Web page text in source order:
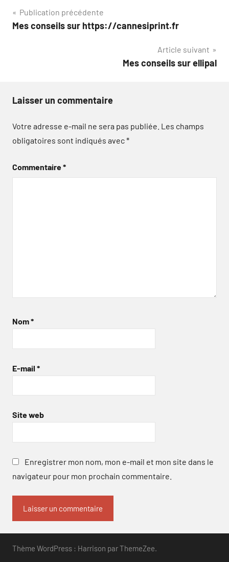
Navigation
de
Publication précédente
Mes conseils sur https://cannesiprint.fr
Article suivant
Mes conseils sur ellipal
Laisser un commentaire
Votre adresse e-mail ne sera pas publiée. Les champs
obligatoires sont indiqués avec*
Commentaire*
Nom*
E-mail *
Site web
Enregistrer mon nom, mon e-mail et mon site dans le
navigateur pour mon prochain commentaire.
Thème WordPress : Harrison par ThemeZee.